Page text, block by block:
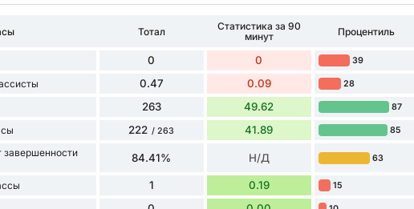
Тотал
Статистика за 90
минут
Процентиль
0 0 39
0.47 0.09 28
263 49.62 87
222 / 263 41.89 85
завершенности
84.41% Н/Д 63
1 0.19 15